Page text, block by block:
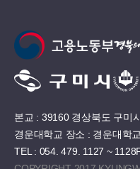
본교 : 39160 경상북도 구미
경운대학교 장소 : 경운대학
TEL : 054. 479. 1127 ~ 1128